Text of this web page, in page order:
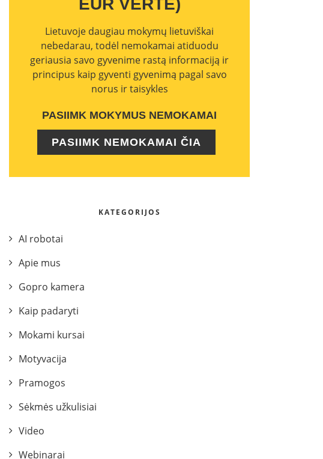
EUR VERTĖ)
Lietuvoje daugiau mokymų lietuviškai
nebedarau, todėl nemokamai atiduodu
geriausia savo gyvenime rastą informaciją ir
principus kaip gyventi gyvenimą pagal savo
norus ir taisykles
PASIIMK MOKYMUS NEMOKAMAI
PASIIMK NEMOKAMAI ČIA
KATEGORIJOS
AI robotai
Apie mus
Gopro kamera
Kaip padaryti
Mokami kursai
Motyvacija
Pramogos
Sėkmės užkulisiai
Video
Webinarai